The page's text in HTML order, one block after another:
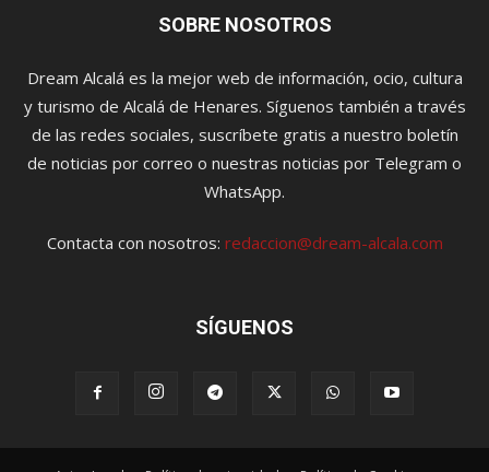
SOBRE NOSOTROS
Dream Alcalá es la mejor web de información, ocio, cultura
y turismo de Alcalá de Henares. Síguenos también a través
de las redes sociales, suscríbete gratis a nuestro boletín
de noticias por correo o nuestras noticias por Telegram o
WhatsApp.
Contacta con nosotros: redaccion@dream-alcala.com
SÍGUENOS